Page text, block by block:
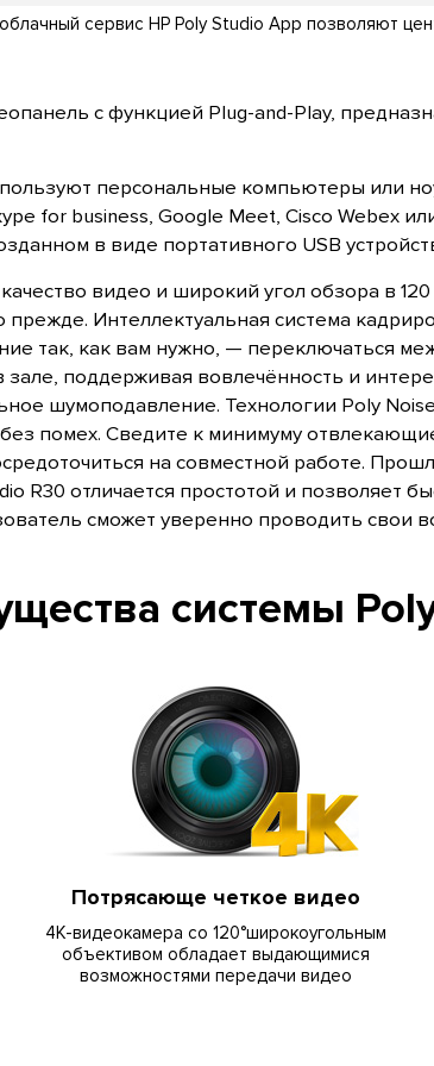
сервис HP Poly Studio App позволяют
с функцией Plug-and-Play,
персональные компьютеры или
for business, Google Meet, Cisco Webex
в виде портативного USB
видео и широкий угол обзора в
Интеллектуальная система
так, как вам нужно, — переключаться
поддерживая вовлечённость и
шумоподавление. Технологии Poly
помех. Сведите к минимуму
на совместной работе.
R30 отличается простотой и позволяет
сможет уверенно проводить свои
системы
Потрясающе четкое видео
4К-видеокамера со 120°широкоугольным
объективом обладает выдающимися
возможностями передачи видео